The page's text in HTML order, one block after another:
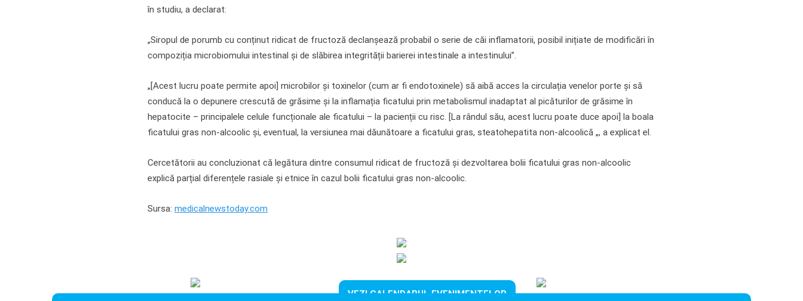
în studiu, a declarat:
„Siropul de porumb cu conținut ridicat de fructoză declanșează probabil o serie de căi inflamatorii, posibil inițiate de modificări în
compoziția microbiomului intestinal și de slăbirea integrității barierei intestinale a intestinului”.
„[Acest lucru poate permite apoi] microbilor și toxinelor (cum ar fi endotoxinele) să aibă acces la circulația venelor porte și să
conducă la o depunere crescută de grăsime și la inflamația ficatului prin metabolismul inadaptat al picăturilor de grăsime în
hepatocite – principalele celule funcționale ale ficatului – la pacienții cu risc. [La rândul său, acest lucru poate duce apoi] la boala
ficatului gras non-alcoolic și, eventual, la versiunea mai dăunătoare a ficatului gras, steatohepatita non-alcoolică „, a explicat el.
Cercetătorii au concluzionat că legătura dintre consumul ridicat de fructoză și dezvoltarea bolii ficatului gras non-alcoolic
explică parțial diferențele rasiale și etnice în cazul bolii ficatului gras non-alcoolic.
Sursa: medicalnewstoday.com
VEZI CALENDARUL EVENIMENTELOR